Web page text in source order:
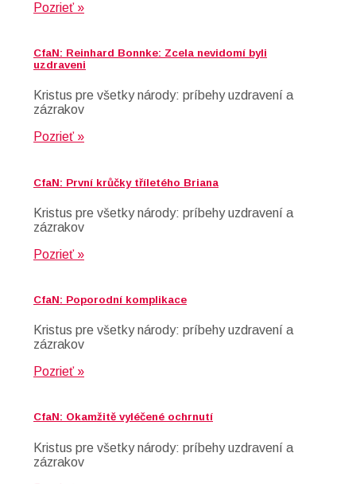
Pozrieť »
CfaN: Reinhard Bonnke: Zcela nevidomí byli
uzdraveni
Kristus pre všetky národy: príbehy uzdravení a
zázrakov
Pozrieť »
CfaN: První krůčky tříletého Briana
Kristus pre všetky národy: príbehy uzdravení a
zázrakov
Pozrieť »
CfaN: Poporodní komplikace
Kristus pre všetky národy: príbehy uzdravení a
zázrakov
Pozrieť »
CfaN: Okamžitě vyléčené ochrnutí
Kristus pre všetky národy: príbehy uzdravení a
zázrakov